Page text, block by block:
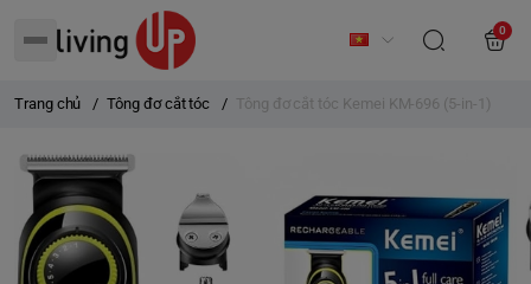
0
Trang chủ / Tông đơ cắt tóc / Tông đơ cắt tóc Kemei KM-696 (5-in-1)